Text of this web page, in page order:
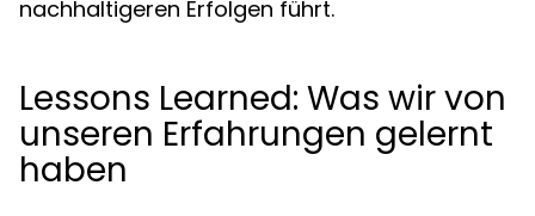
nachhaltigeren Erfolgen führt.
Lessons Learned: Was wir von
unseren Erfahrungen gelernt
haben